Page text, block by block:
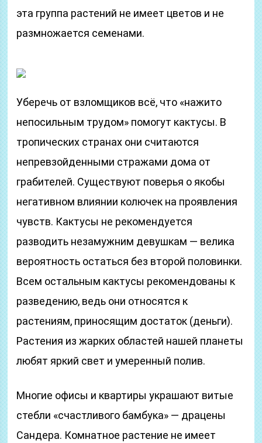
эта группа растений не имеет цветов и не
размножается семенами.
Уберечь от взломщиков всё, что «нажито
непосильным трудом» помогут кактусы. В
тропических странах они считаются
непревзойденными стражами дома от
грабителей. Существуют поверья о якобы
негативном влиянии колючек на проявления
чувств. Кактусы не рекомендуется
разводить незамужним девушкам — велика
вероятность остаться без второй половинки.
Всем остальным кактусы рекомендованы к
разведению, ведь они относятся к
растениям, приносящим достаток (деньги).
Растения из жарких областей нашей планеты
любят яркий свет и умеренный полив.
Многие офисы и квартиры украшают витые
стебли «счастливого бамбука» — драцены
Сандера. Комнатное растение не имеет